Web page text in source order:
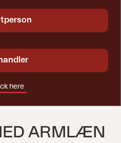
ARMLÆN
here